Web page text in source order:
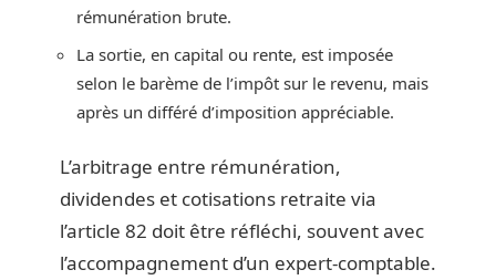
rémunération brute.
La sortie, en capital ou rente, est imposée
selon le barème de l’impôt sur le revenu, mais
après un différé d’imposition appréciable.
L’arbitrage entre rémunération,
dividendes et cotisations retraite via
l’article 82 doit être réfléchi, souvent avec
l’accompagnement d’un expert-comptable.